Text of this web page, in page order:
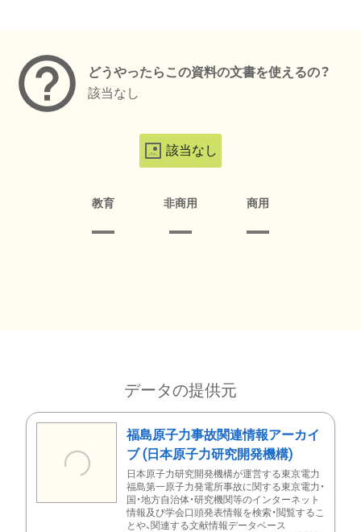
どうやったらこの資料の文書を使えるの？
該当なし
該当なし
教育 非商用 商用
データの提供元
福島原子力事故関連情報アーカイ
ブ (日本原子力研究開発機構)
日本原子力研究開発機構が運営する東京電力
福島第一原子力発電所事故に関する東京電力・
国・地方自治体・研究機関等のインターネット
情報及び学会口頭発表情報を検索・閲覧するこ
とや、関連する文献情報データベース